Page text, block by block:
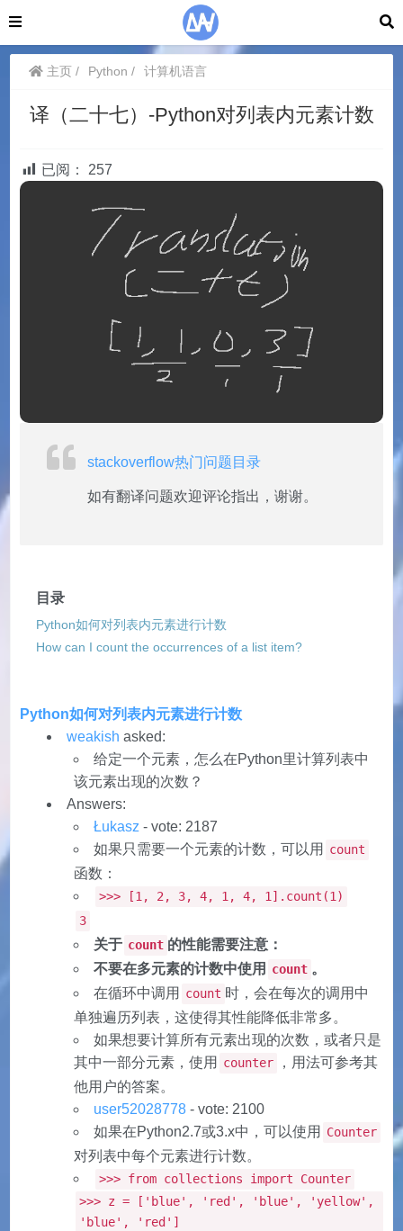
主页 Python 计算机语言
译（二十七）-Python对列表内元素计数
已阅： 257
stackoverflow热门问题目录
如有翻译问题欢迎评论指出，谢谢。
目录
Python如何对列表内元素进行计数
How can I count the occurrences of a list item?
Python如何对列表内元素进行计数
weakish asked:
给定一个元素，怎么在Python里计算列表中
该元素出现的次数？
Answers:
Łukasz - vote: 2187
如果只需要一个元素的计数，可以用
count
函数：
>>> [1, 2, 3, 4, 1, 4, 1].count(1)
3
关于 count 的性能需要注意：
不要在多元素的计数中使用
count 。
在循环中调用
count 时，会在每次的调用中
单独遍历列表，这使得其性能降低非常多。
如果想要计算所有元素出现的次数，或者只是
其中一部分元素，使用
counter
，用法可参考其
他用户的答案。
user52028778 - vote: 2100
如果在Python2.7或3.x中，可以使用
Counter
对列表中每个元素进行计数。
>>> from collections import Counter
>>> z = ['blue', 'red', 'blue', 'yellow',
'blue', 'red']